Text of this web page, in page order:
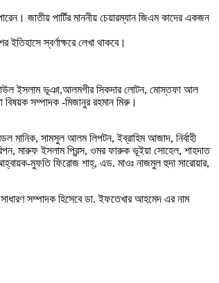
জাতীয় পার্টির মাননীয় চেয়ারম্যান জিএম কাদের একজন
স্বর্ণাক্ষরে লেখা থাকবে।
ইসলাম ভূঞা,আলমগীর সিকদার লোটন, মোস্তফা আল
সম্পাদক -মিজানুর রহমান মিরু।
সামসুল আলম লিপটন, ইব্রাহিম আজাদ, নির্বাহী
মারুফ ইসলাম প্রিন্স, ওমর ফারুক ভূইয়া সোহেল, শাহদাত
মুফতি ফিরোজ শাহ্, এড. মাওঃ নাজমুল হুদা সারোয়ার,
সম্পাদক হিসেবে ডা. ইফতেখার আহমেদ এর নাম